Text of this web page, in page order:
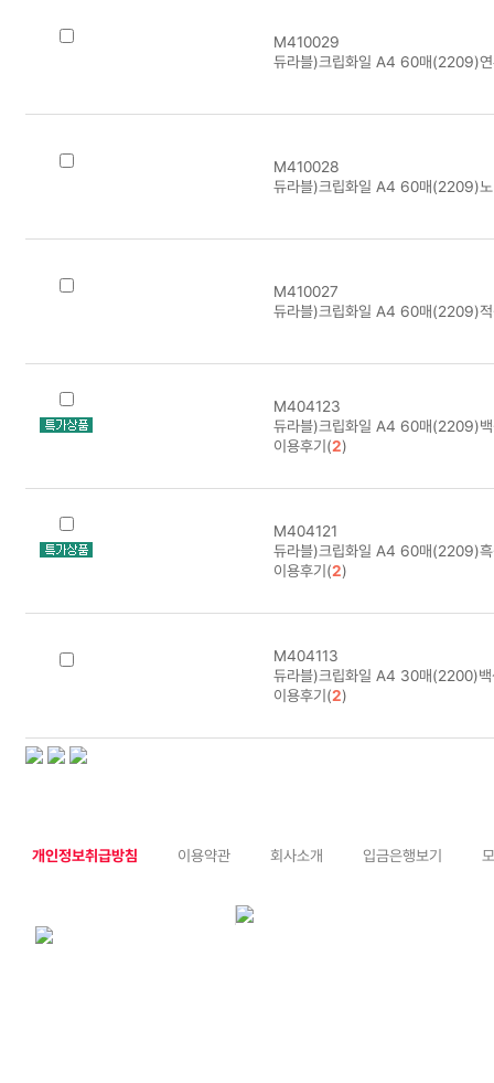
M410029
듀라블)크립화일 A4 60매(2209)연
M410028
듀라블)크립화일 A4 60매(2209)노
M410027
듀라블)크립화일 A4 60매(2209)적
M404123
듀라블)크립화일 A4 60매(2209)
이용후기(2)
M404121
듀라블)크립화일 A4 60매(2209)
이용후기(2)
M404113
듀라블)크립화일 A4 30매(2200)
이용후기(2)
개인정보취급방침 이용약관 회사소개 입금은행보기